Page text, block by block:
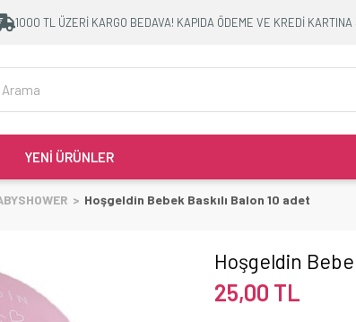
1000 TL ÜZERİ KARGO BEDAVA! KAPIDA ÖDEME VE KREDİ KARTINA
YENİ ÜRÜNLER
Hoşgeldin Bebek Baskılı Balon 10 adet
Hoşgeldin
25,00 TL